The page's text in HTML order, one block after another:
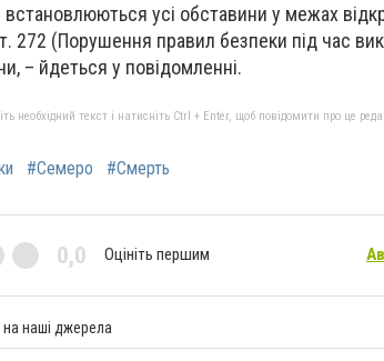
усі обставини у межах
272 (Порушення правил безпеки під час
– йдеться у повідомленні.
необхідний текст і натисніть Ctrl + Enter, щоб повідомити про це
#Семеро #Смерть
0,0 Оцініть першим
на наші джерела